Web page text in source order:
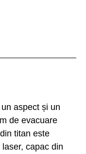
aspect și un
de evacuare
titan este
capac din